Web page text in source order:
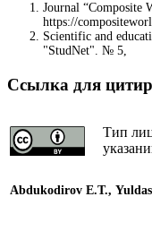
Journal “Composite
https://
Scientific and
"StudNet". № 5,
Ссылка для
Тип
Abdukodirov E.Т.,